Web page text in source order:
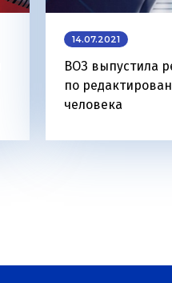
14.07.2021
ВОЗ выпустила
по
человека